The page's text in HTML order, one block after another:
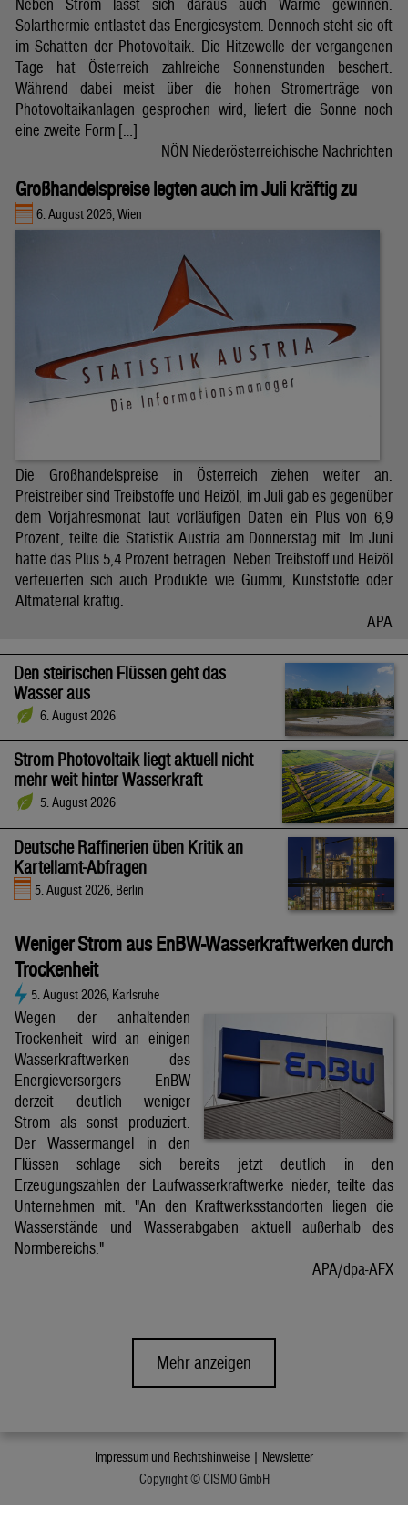
Solarthermie entlastet das Energiesystem. Dennoch steht sie oft
im Schatten der Photovoltaik. Die Hitzewelle der vergangenen
Tage hat Österreich zahlreiche Sonnenstunden beschert.
Während dabei meist über die hohen Stromerträge von
Photovoltaikanlagen gesprochen wird, liefert die Sonne noch
eine zweite Form […]
NÖN Niederösterreichische Nachrichten
Großhandelspreise legten auch im Juli kräftig zu
6. August 2026, Wien
Die Großhandelspreise in Österreich ziehen weiter an.
Preistreiber sind Treibstoffe und Heizöl, im Juli gab es gegenüber
dem Vorjahresmonat laut vorläufigen Daten ein Plus von 6,9
Prozent, teilte die Statistik Austria am Donnerstag mit. Im Juni
hatte das Plus 5,4 Prozent betragen. Neben Treibstoff und Heizöl
verteuerten sich auch Produkte wie Gummi, Kunststoffe oder
Altmaterial kräftig.
APA
Den steirischen Flüssen geht das
Wasser aus
6. August 2026
Strom Photovoltaik liegt aktuell nicht
mehr weit hinter Wasserkraft
5. August 2026
Deutsche Raffinerien üben Kritik an
Kartellamt-Abfragen
5. August 2026, Berlin
Weniger Strom aus EnBW-Wasserkraftwerken durch
Trockenheit
5. August 2026, Karlsruhe
Wegen der anhaltenden
Trockenheit wird an einigen
Wasserkraftwerken des
Energieversorgers EnBW
derzeit deutlich weniger
Strom als sonst produziert.
Der Wassermangel in den
Flüssen schlage sich bereits jetzt deutlich in den
Erzeugungszahlen der Laufwasserkraftwerke nieder, teilte das
Unternehmen mit. "An den Kraftwerksstandorten liegen die
Wasserstände und Wasserabgaben aktuell außerhalb des
Normbereichs."
APA/dpa-AFX
Mehr anzeigen
Impressum und Rechtshinweise | Newsletter
Copyright © CISMO GmbH